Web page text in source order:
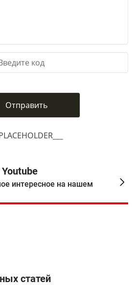
интересное на нашем
статей